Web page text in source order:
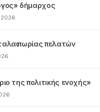
δήμαρχος
2026
πελατών
της πολιτικής ενοχής»